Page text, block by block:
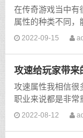
在传奇游戏当中有
属性的种类不同，
般的情况下，道具
2022-09-15
攻速给玩家带来
攻速属性我相信很
职业来说都是非常
程度以后，那么我
2022-08-12